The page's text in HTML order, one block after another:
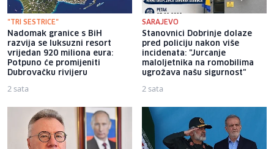
"TRI SESTRICE"
Nadomak granice s BiH
razvija se luksuzni resort
vrijedan 920 miliona eura:
Potpuno će promijeniti
Dubrovačku rivijeru
2 sata
SARAJEVO
Stanovnici Dobrinje dolaze
pred policiju nakon više
incidenata: "Jurcanje
maloljetnika na romobilima
ugrožava našu sigurnost"
2 sata